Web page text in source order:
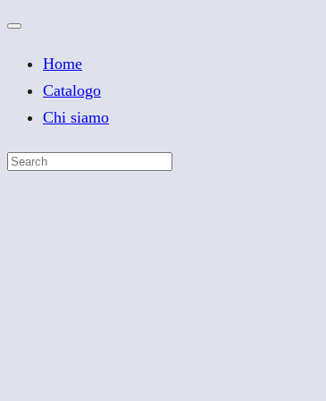
Home
Catalogo
Chi siamo